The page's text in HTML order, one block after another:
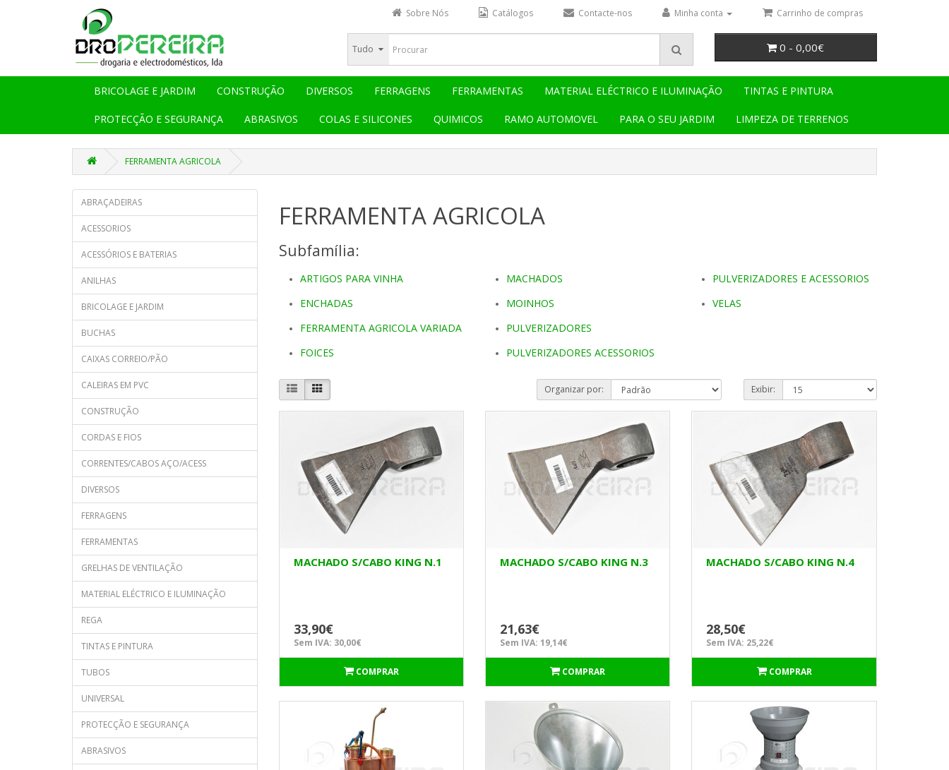
Sobre Nós Catálogos Contacte-nos Minha conta Carrinho de compras
Tudo 0 - 0,00€
BRICOLAGE E JARDIM CONSTRUÇÃO DIVERSOS FERRAGENS FERRAMENTAS MATERIAL ELÉCTRICO E ILUMINAÇÃO TINTAS E PINTURA
PROTECÇÃO E SEGURANÇA ABRASIVOS COLAS E SILICONES QUIMICOS RAMO AUTOMOVEL PARA O SEU JARDIM LIMPEZA DE TERRENOS
FERRAMENTA AGRICOLA
ABRAÇADEIRAS
ACESSORIOS
ACESSÓRIOS E BATERIAS
ANILHAS
BRICOLAGE E JARDIM
BUCHAS
CAIXAS CORREIO/PÃO
CALEIRAS EM PVC
CONSTRUÇÃO
CORDAS E FIOS
CORRENTES/CABOS AÇO/ACESS
DIVERSOS
FERRAGENS
FERRAMENTAS
GRELHAS DE VENTILAÇÃO
MATERIAL ELÉCTRICO E ILUMINAÇÃO
REGA
TINTAS E PINTURA
TUBOS
UNIVERSAL
PROTECÇÃO E SEGURANÇA
ABRASIVOS
FERRAMENTA AGRICOLA
Subfamília:
ARTIGOS PARA VINHA
ENCHADAS
FERRAMENTA AGRICOLA VARIADA
FOICES
MACHADOS
MOINHOS
PULVERIZADORES
PULVERIZADORES ACESSORIOS
PULVERIZADORES E ACESSORIOS
VELAS
Organizar por: Exibir:
MACHADO S/CABO KING N.1
33,90€
Sem IVA: 30,00€
COMPRAR
MACHADO S/CABO KING N.3
21,63€
Sem IVA: 19,14€
COMPRAR
MACHADO S/CABO KING N.4
28,50€
Sem IVA: 25,22€
COMPRAR